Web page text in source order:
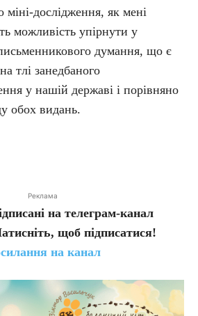
міні-дослідження, як мені
можливість упірнути у
думання, що є
тлі занедбаного
у нашій державі і порівняно
обох видань.
Реклама
на телеграм-канал
щоб підписатися!
на канал